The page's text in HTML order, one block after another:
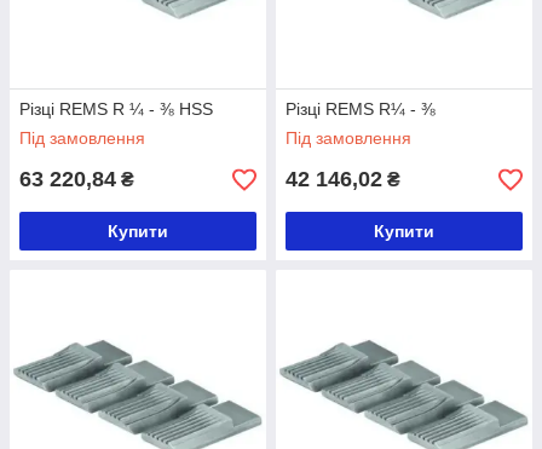
Різці REMS R ¼ - ⅜ HSS
Під замовлення
63 220,84 ₴
Купити
Різці REMS R¼ - ⅜
Під замовлення
42 146,02 ₴
Купити